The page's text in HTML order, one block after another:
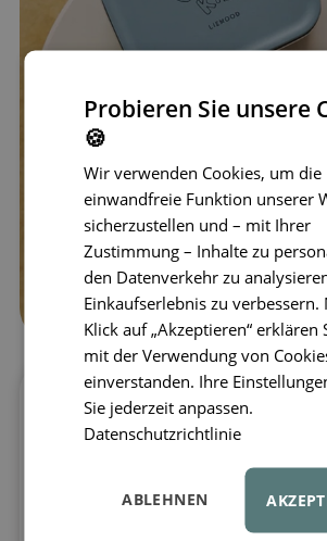
Große Brotdose aus
perfekt organisierte
bietet viel
reichhaltiges Frühstück oder
und erleichtert die
Probieren Sie unsere
🍪
Wir verwenden Cookies, um die
einwandfreie Funktion unserer
sicherzustellen und – mit Ihrer
Zustimmung – Inhalte zu
den Datenverkehr zu
Einkaufserlebnis zu verbessern.
Klick auf „Akzeptieren“ erklären
mit der Verwendung von
einverstanden. Ihre
Sie jederzeit anpassen.
Datenschutzrichtlinie
ABLEHNEN